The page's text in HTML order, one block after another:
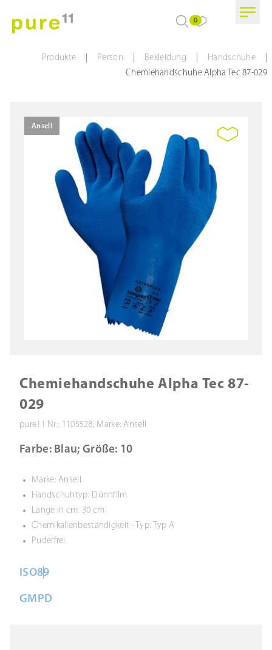
0
Produkte Person Bekleidung Handschuhe
Chemiehandschuhe Alpha Tec 87-029
Ansell
Chemiehandschuhe Alpha Tec 87-
029
pure11 Nr.: 1105528, Marke: Ansell
Farbe: Blau; Größe: 10
Marke: Ansell
Handschuhtyp: Dünnfilm
Länge in cm: 30 cm
Chemikalienbeständigkeit - Typ: Typ A
Puderfrei
ISO89
GMPD